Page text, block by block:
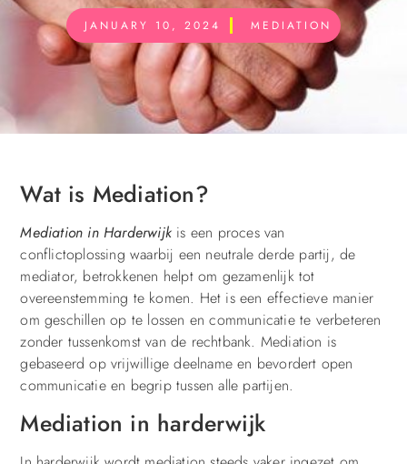
JANUARY 10, 2024 MEDIATION
Wat is Mediation?
Mediation in Harderwijk is een proces van
conflictoplossing waarbij een neutrale derde partij, de
mediator, betrokkenen helpt om gezamenlijk tot
overeenstemming te komen. Het is een effectieve manier
om geschillen op te lossen en communicatie te verbeteren
zonder tussenkomst van de rechtbank. Mediation is
gebaseerd op vrijwillige deelname en bevordert open
communicatie en begrip tussen alle partijen.
Mediation in harderwijk